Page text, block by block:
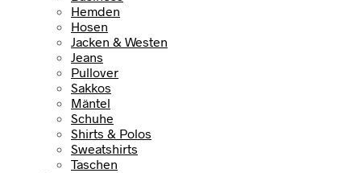
Hemden
Hosen
Jacken & Westen
Jeans
Pullover
Sakkos
Mäntel
Schuhe
Shirts & Polos
Sweatshirts
Taschen